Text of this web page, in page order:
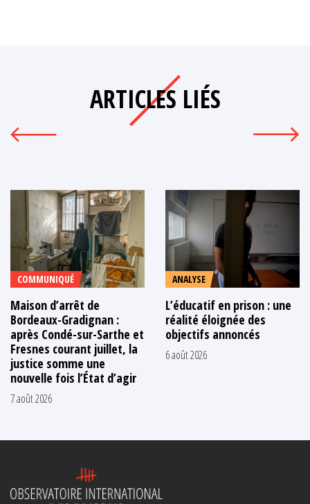
ARTICLES LIÉS
COMMUNIQUÉ
Maison d’arrêt de
Bordeaux-Gradignan :
après Condé-sur-Sarthe et
Fresnes courant juillet, la
justice somme une
nouvelle fois l’État d’agir
7 août 2026
ANALYSE
L’éducatif en prison : une
réalité éloignée des
objectifs annoncés
6 août 2026